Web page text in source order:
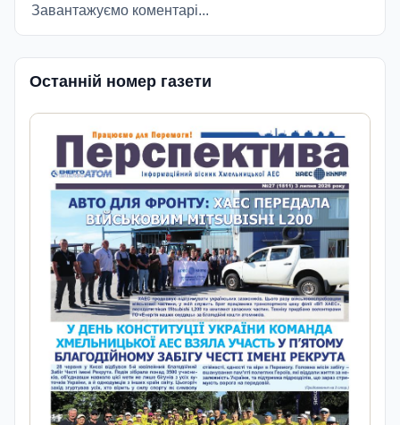
Завантажуємо коментарі...
Останній номер газети